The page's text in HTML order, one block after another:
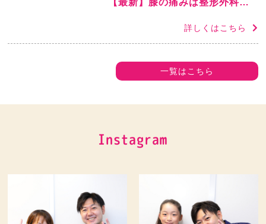
【最新】膝の痛みは整形外科と整骨院どっち？違いや選び方を解説｜VELETA整骨院
詳しくはこちら
一覧はこちら
Instagram